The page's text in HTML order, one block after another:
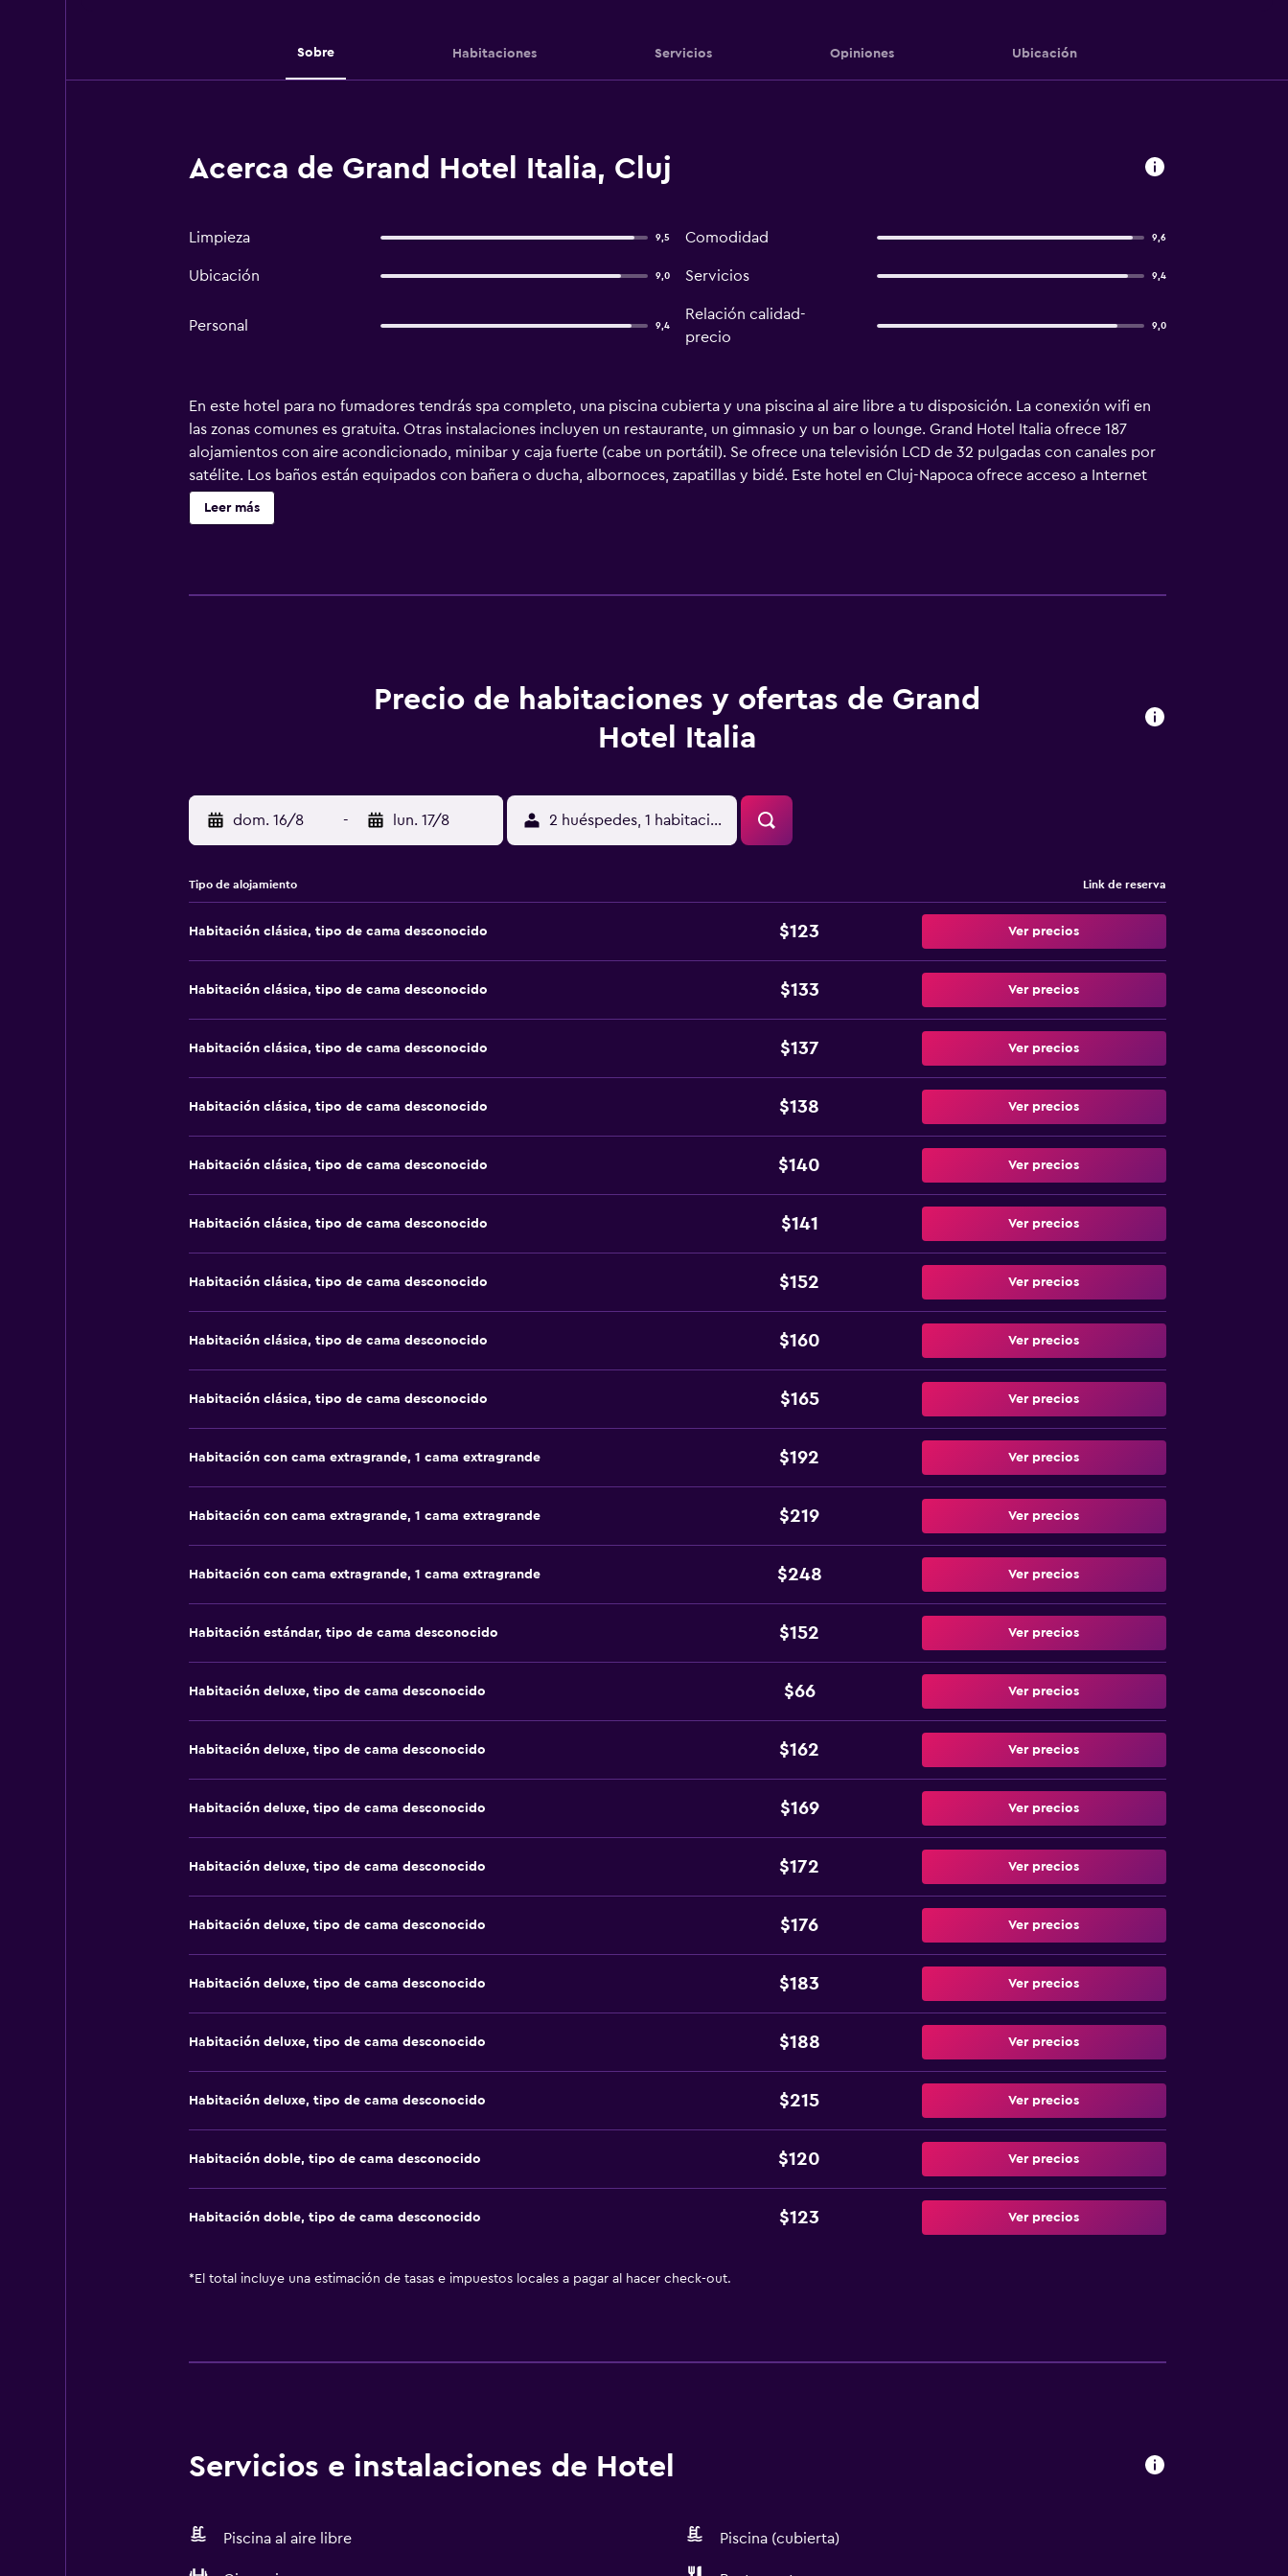
Sobre Habitaciones Servicios Opiniones Ubicación
Acerca de Grand Hotel Italia, Cluj
Limpieza 9,5 Comodidad 9,6
Ubicación 9,0 Servicios 9,4
Personal 9,4
Relación calidad-
precio
9,0
En este hotel para no fumadores tendrás spa completo, una piscina cubierta y una piscina al aire libre a tu disposición. La conexión wifi en
las zonas comunes es gratuita. Otras instalaciones incluyen un restaurante, un gimnasio y un bar o lounge. Grand Hotel Italia ofrece 187
alojamientos con aire acondicionado, minibar y caja fuerte (cabe un portátil). Se ofrece una televisión LCD de 32 pulgadas con canales por
satélite. Los baños están equipados con bañera o ducha, albornoces, zapatillas y bidé. Este hotel en Cluj-Napoca ofrece acceso a Internet
wifi gratis. Los servicios para las personas de negocios incluyen escritorio y teléfono. Se ofrece servicio de limpieza todos los días. En el
alojamiento hay piscina cubierta y piscina al aire libre. Otros servicios de ocio y esparcimiento incluyen sauna y gimnasio.
Leer más
Precio de habitaciones y ofertas de Grand
Hotel Italia
dom. 16/8 - lun. 17/8 2 huéspedes, 1 habitación
Tipo de alojamiento Link de reserva
Habitación clásica, tipo de cama desconocido $123 Ver precios
Habitación clásica, tipo de cama desconocido $133 Ver precios
Habitación clásica, tipo de cama desconocido $137 Ver precios
Habitación clásica, tipo de cama desconocido $138 Ver precios
Habitación clásica, tipo de cama desconocido $140 Ver precios
Habitación clásica, tipo de cama desconocido $141 Ver precios
Habitación clásica, tipo de cama desconocido $152 Ver precios
Habitación clásica, tipo de cama desconocido $160 Ver precios
Habitación clásica, tipo de cama desconocido $165 Ver precios
Habitación con cama extragrande, 1 cama extragrande $192 Ver precios
Habitación con cama extragrande, 1 cama extragrande $219 Ver precios
Habitación con cama extragrande, 1 cama extragrande $248 Ver precios
Habitación estándar, tipo de cama desconocido $152 Ver precios
Habitación deluxe, tipo de cama desconocido $66 Ver precios
Habitación deluxe, tipo de cama desconocido $162 Ver precios
Habitación deluxe, tipo de cama desconocido $169 Ver precios
Habitación deluxe, tipo de cama desconocido $172 Ver precios
Habitación deluxe, tipo de cama desconocido $176 Ver precios
Habitación deluxe, tipo de cama desconocido $183 Ver precios
Habitación deluxe, tipo de cama desconocido $188 Ver precios
Habitación deluxe, tipo de cama desconocido $215 Ver precios
Habitación doble, tipo de cama desconocido $120 Ver precios
Habitación doble, tipo de cama desconocido $123 Ver precios
* El total incluye una estimación de tasas e impuestos locales a pagar al hacer check-out.
Servicios e instalaciones de Hotel
Piscina al aire libre Piscina (cubierta)